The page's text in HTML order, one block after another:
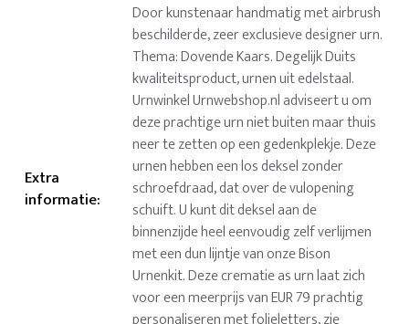
Extra
informatie:
Door kunstenaar handmatig met airbrush
beschilderde, zeer exclusieve designer urn.
Thema: Dovende Kaars. Degelijk Duits
kwaliteitsproduct, urnen uit edelstaal.
Urnwinkel Urnwebshop.nl adviseert u om
deze prachtige urn niet buiten maar thuis
neer te zetten op een gedenkplekje. Deze
urnen hebben een los deksel zonder
schroefdraad, dat over de vulopening
schuift. U kunt dit deksel aan de
binnenzijde heel eenvoudig zelf verlijmen
met een dun lijntje van onze Bison
Urnenkit. Deze crematie as urn laat zich
voor een meerprijs van EUR 79 prachtig